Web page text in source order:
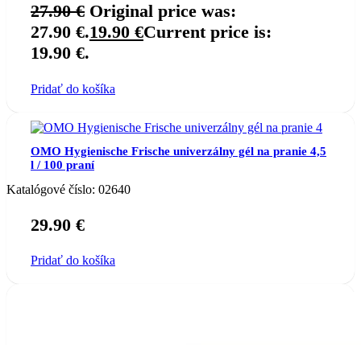
27.90€ Original price was:
27.90 €.19.90 €Current price is:
19.90 €.
Pridať do košíka
OMO Hygienische Frische univerzálny gél na pranie 4,5
l / 100 praní
Katalógové číslo: 02640
29.90 €
Pridať do košíka